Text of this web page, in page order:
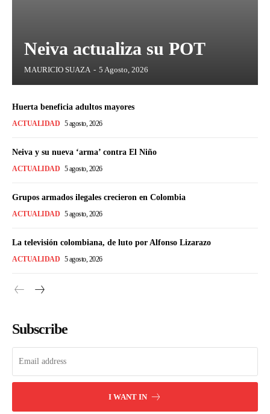
Neiva actualiza su POT
MAURICIO SUAZA - 5 Agosto, 2026
Huerta beneficia adultos mayores
ACTUALIDAD 5 agosto, 2026
Neiva y su nueva ‘arma’ contra El Niño
ACTUALIDAD 5 agosto, 2026
Grupos armados ilegales crecieron en Colombia
ACTUALIDAD 5 agosto, 2026
La televisión colombiana, de luto por Alfonso Lizarazo
ACTUALIDAD 5 agosto, 2026
Subscribe
I WANT IN